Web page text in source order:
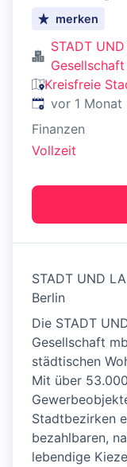
merken
STADT
Kreisfreie
Veröffentlicht:
vor 1 Monat
Finanzen
Vollzeit
STADT UND
Berlin
Die STADT
Gesellschaft
städtischen
Mit über
Stadtbezirken
bezahlbaren,
lebendige